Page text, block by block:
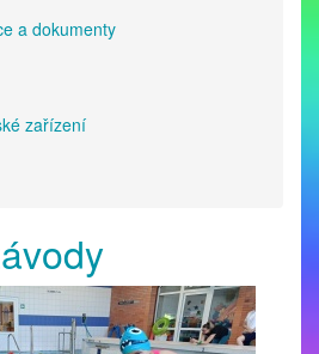
a dokumenty
zařízení